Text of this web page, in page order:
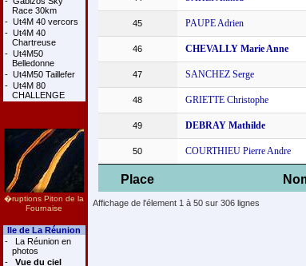
Race 30km
- Ut4M 40 vercors
- Ut4M 40
Chartreuse
- Ut4M50
Belledonne
- Ut4M50 Taillefer
- Ut4M 80
CHALLENGE
�ruptions Piton de la
Fournaise
Ile de La Réunion
-
La Réunion en
photos
-
Vue du ciel
Place
45 PAUPE Adrien
46 CHEVALLY Marie Anne
47 SANCHEZ Serge
48 GRIETTE Christophe
49 DEBRAY Mathilde
50 COURTHIEU Pierre Andre
Affichage de l'élement 1 à 50 sur 306 lignes